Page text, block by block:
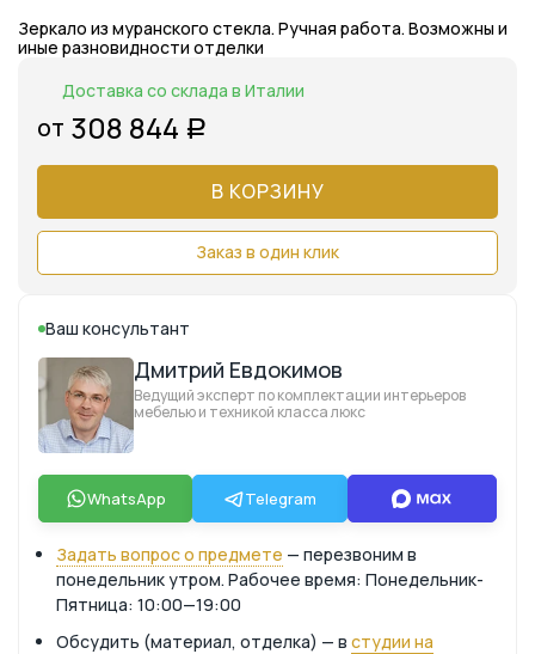
Зеркало из муранского стекла. Ручная работа. Возможны и
иные разновидности отделки
Доставка со склада в Италии
от 308 844 Р
В КОРЗИНУ
Заказ в один клик
Ваш консультант
Дмитрий Евдокимов
Ведущий эксперт по комплектации интерьеров
мебелью и техникой класса люкс
WhatsApp Telegram
Задать вопрос о предмете — перезвоним в
понедельник утром. Рабочее время: Понедельник-
Пятница: 10:00—19:00
Обсудить (материал, отделка) — в студии на